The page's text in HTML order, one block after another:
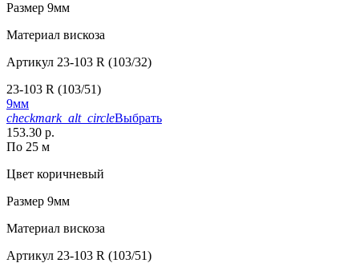
Размер 9мм
Материал вискоза
Артикул 23-103 R (103/32)
23-103 R (103/51)
9мм
checkmark_alt_circleВыбрать
153.30 р.
По 25 м
Цвет коричневый
Размер 9мм
Материал вискоза
Артикул 23-103 R (103/51)